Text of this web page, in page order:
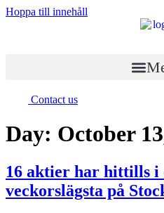
Hoppa till innehåll
Contact us
Day: October
16 aktier har hittills i
veckorslägsta på